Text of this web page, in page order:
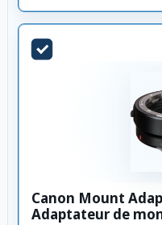
Canon Mount
Adaptateur de